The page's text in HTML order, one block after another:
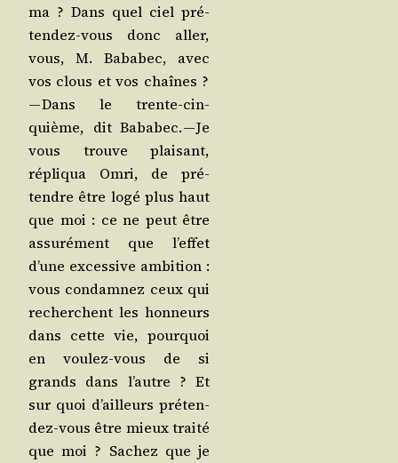
ma ? Dans quel ciel pré­
ten­dez-vous donc aller,
vous, M. Baba­bec, avec
vos clous et vos chaînes ?
— Dans le trente-cin­
quième, dit Baba­bec. — Je
vous trouve plai­sant,
répli­qua Omri, de pré­
tendre être logé plus haut
que moi : ce ne peut être
assu­ré­ment que l’ef­fet
d’une exces­sive ambi­tion :
vous condam­nez ceux qui
recherchent les hon­neurs
dans cette vie, pour­quoi
en vou­lez-vous de si
grands dans l’autre ? Et
sur quoi d’ailleurs pré­ten­
dez-vous être mieux trai­té
que moi ? Sachez que je